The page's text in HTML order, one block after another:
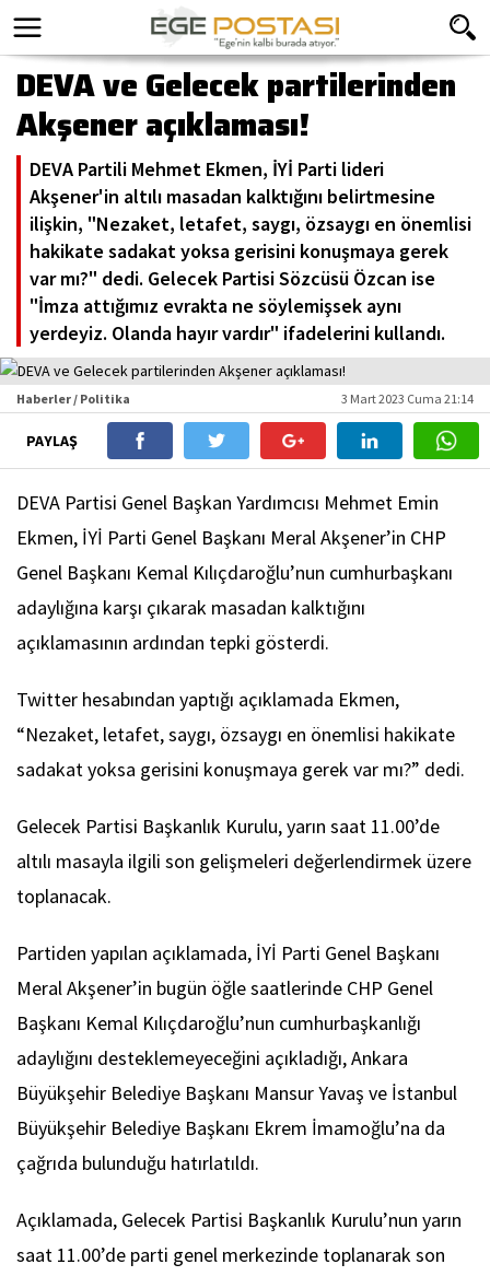
DEVA ve Gelecek partilerinden
Akşener açıklaması!
DEVA Partili Mehmet Ekmen, İYİ Parti lideri
Akşener'in altılı masadan kalktığını belirtmesine
ilişkin, "Nezaket, letafet, saygı, özsaygı en önemlisi
hakikate sadakat yoksa gerisini konuşmaya gerek
var mı?" dedi. Gelecek Partisi Sözcüsü Özcan ise
"İmza attığımız evrakta ne söylemişsek aynı
yerdeyiz. Olanda hayır vardır" ifadelerini kullandı.
Haberler / Politika 3 Mart 2023 Cuma 21:14
PAYLAŞ
DEVA Partisi Genel Başkan Yardımcısı Mehmet Emin
Ekmen, İYİ Parti Genel Başkanı Meral Akşener’in CHP
Genel Başkanı Kemal Kılıçdaroğlu’nun cumhurbaşkanı
adaylığına karşı çıkarak masadan kalktığını
açıklamasının ardından tepki gösterdi.
Twitter hesabından yaptığı açıklamada Ekmen,
“Nezaket, letafet, saygı, özsaygı en önemlisi hakikate
sadakat yoksa gerisini konuşmaya gerek var mı?” dedi.
Gelecek Partisi Başkanlık Kurulu, yarın saat 11.00’de
altılı masayla ilgili son gelişmeleri değerlendirmek üzere
toplanacak.
Partiden yapılan açıklamada, İYİ Parti Genel Başkanı
Meral Akşener’in bugün öğle saatlerinde CHP Genel
Başkanı Kemal Kılıçdaroğlu’nun cumhurbaşkanlığı
adaylığını desteklemeyeceğini açıkladığı, Ankara
Büyükşehir Belediye Başkanı Mansur Yavaş ve İstanbul
Büyükşehir Belediye Başkanı Ekrem İmamoğlu’na da
çağrıda bulunduğu hatırlatıldı.
Açıklamada, Gelecek Partisi Başkanlık Kurulu’nun yarın
saat 11.00’de parti genel merkezinde toplanarak son